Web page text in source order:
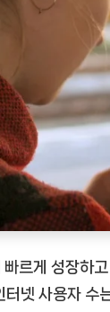
르게 성장하
넷 사용자 수